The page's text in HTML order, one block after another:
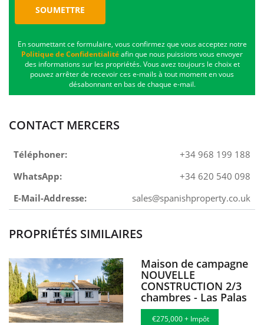
SOUMETTRE
En soumettant ce formulaire, vous confirmez que vous acceptez notre
Politique de Confidentialitéafin que nous puissions vous envoyer
des informations sur les propriétés. Vous avez toujours le choix et
pouvez arrêter de recevoir ces e-mails à tout moment en vous
désabonnant en bas de chaque e-mail.
CONTACT MERCERS
Téléphoner:
+34 968 199 188
WhatsApp:
+34 620 540 098
E-Mail-Addresse:
sales@spanishproperty.co.uk
PROPRIÉTÉS SIMILAIRES
Maison de campagne
NOUVELLE
CONSTRUCTION 2/3
chambres - Las Palas
€275,000 + Impôt